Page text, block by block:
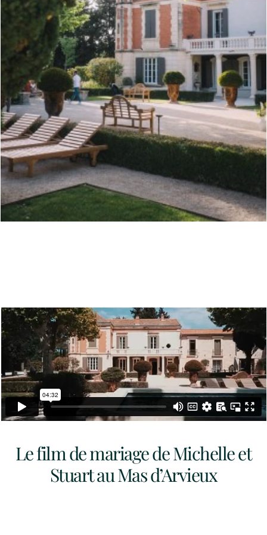
Le film de mariage de Michelle et
Stuart au Mas d’Arvieux